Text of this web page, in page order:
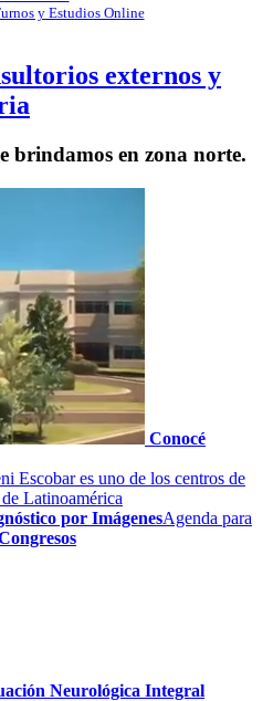
y Estudios Online
externos y
brindamos en zona norte.
Conocé
Escobar es uno de los centros de
Latinoamérica
por ImágenesAgenda para
Neurológica Integral